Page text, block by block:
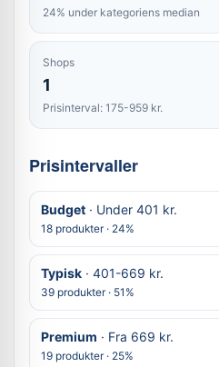
24% under kategoriens median
Shops
1
Prisinterval: 175-959 kr.
Prisintervaller
Budget · Under 401 kr.
18 produkter · 24%
Typisk · 401-669 kr.
39 produkter · 51%
Premium · Fra 669 kr.
19 produkter · 25%